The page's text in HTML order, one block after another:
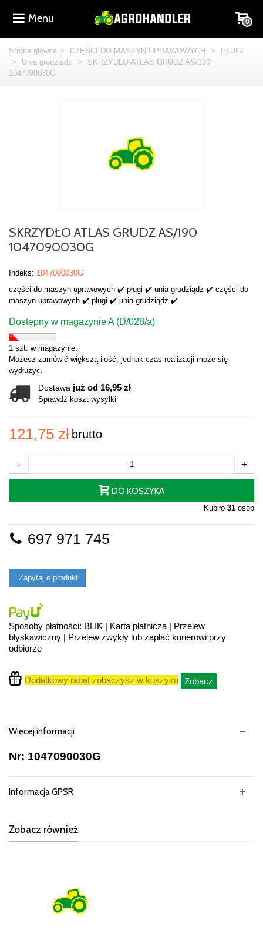
Menu 0
Strona główna > CZĘŚCI DO MASZYN UPRAWOWYCH >
PŁUGI
>
Unia grudziądz >
SKRZYDŁO ATLAS GRUDZ AS/190
1047090030G
SKRZYDŁO ATLAS GRUDZ AS/190
1047090030G
Indeks: 1047090030G
części do maszyn uprawowych ✔️ pługi ✔️ unia grudziądz ✔️ części do
maszyn uprawowych ✔️ pługi ✔️ unia grudziądz ✔️
Dostępny w magazynie A (D/028/a)
1 szt. w magazynie.
Możesz zamówić większą ilość, jednak czas realizacji może się
wydłużyć.
Dostawa już od 16,95 zł
Sprawdź koszt wysyłki
121,75 zł brutto
- +
DO KOSZYKA
Kupiło 31 osób
697 971 745
Zapytaj o produkt
Sposoby płatności: BLIK | Karta płatnicza | Przelew
błyskawiczny | Przelew zwykły lub zapłać kurierowi przy
odbiorze
Dodatkowy rabat zobaczysz w koszyku Zobacz
Więcej informacji
Nr: 1047090030G
Informacja GPSR
Zobacz również